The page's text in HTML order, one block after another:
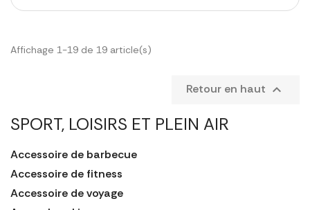
SPORT, LOISIRS ET PLEIN AIR
Accessoire de barbecue
Accessoire de fitness
Accessoire de voyage
Affichage 1-19 de 19 article(s)
Retour en haut 